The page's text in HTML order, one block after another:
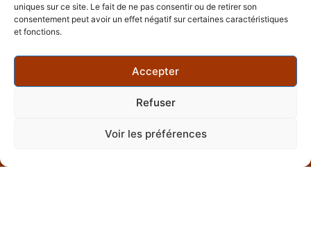
uniques sur ce site. Le fait de ne pas consentir ou de retirer son
consentement peut avoir un effet négatif sur certaines caractéristiques
et fonctions.
Accepter
Refuser
Voir les préférences
possible. Vous
souhaitez visiter une
Ouest ? C’est
Politique